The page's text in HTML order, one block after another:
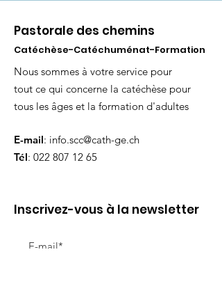
Pastorale des chemins
Catéchèse-Catéchuménat-Formation
Nous sommes à votre service pour
tout ce qui concerne la catéchèse pour
tous les âges et la formation d'adultes
E-mail: info.scc@cath-ge.ch
Tél: 022 807 12 65
Inscrivez-vous à la newsletter